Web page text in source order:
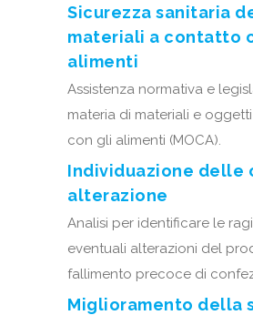
Sicurezza sanitaria
materiali a contatto
alimenti
Assistenza normativa e
materia di materiali e
con gli alimenti (MOCA).
Individuazione delle
alterazione
Analisi per identificare le
eventuali alterazioni del
fallimento precoce di
Miglioramento della